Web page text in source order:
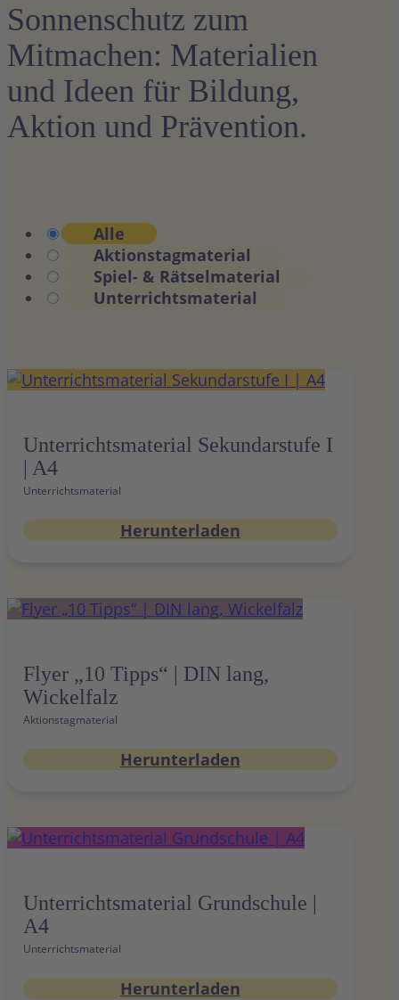
Sonnenschutz zum
Mitmachen: Materialien
und Ideen für Bildung,
Aktion und Prävention.
Alle
Aktionstagmaterial
Spiel- & Rätselmaterial
Unterrichtsmaterial
Unterrichtsmaterial Sekundarstufe I
| A4
Unterrichtsmaterial
Herunterladen
Flyer „10 Tipps“ | DIN lang,
Wickelfalz
Aktionstagmaterial
Herunterladen
Unterrichtsmaterial Grundschule |
A4
Unterrichtsmaterial
Herunterladen